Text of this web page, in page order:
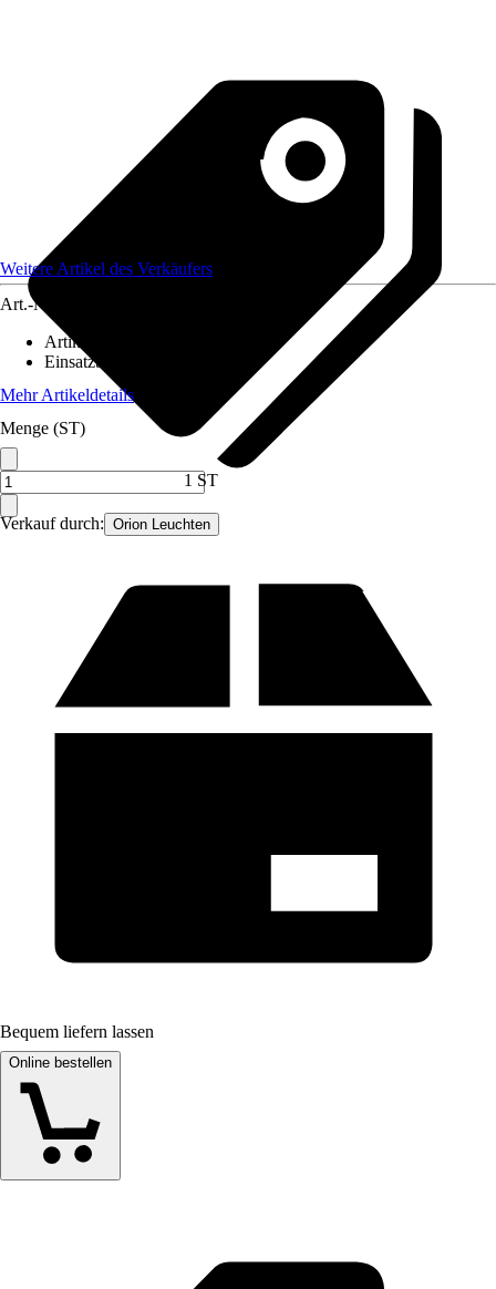
Verkauf durch: Orion Leuchten
Weitere Artikel des Verkäufers
Art.-Nr.
Artikeltyp
Einsatzbereich
Mehr Artikeldetails
Menge (ST)
1 ST
Bequem liefern lassen
Online bestellen